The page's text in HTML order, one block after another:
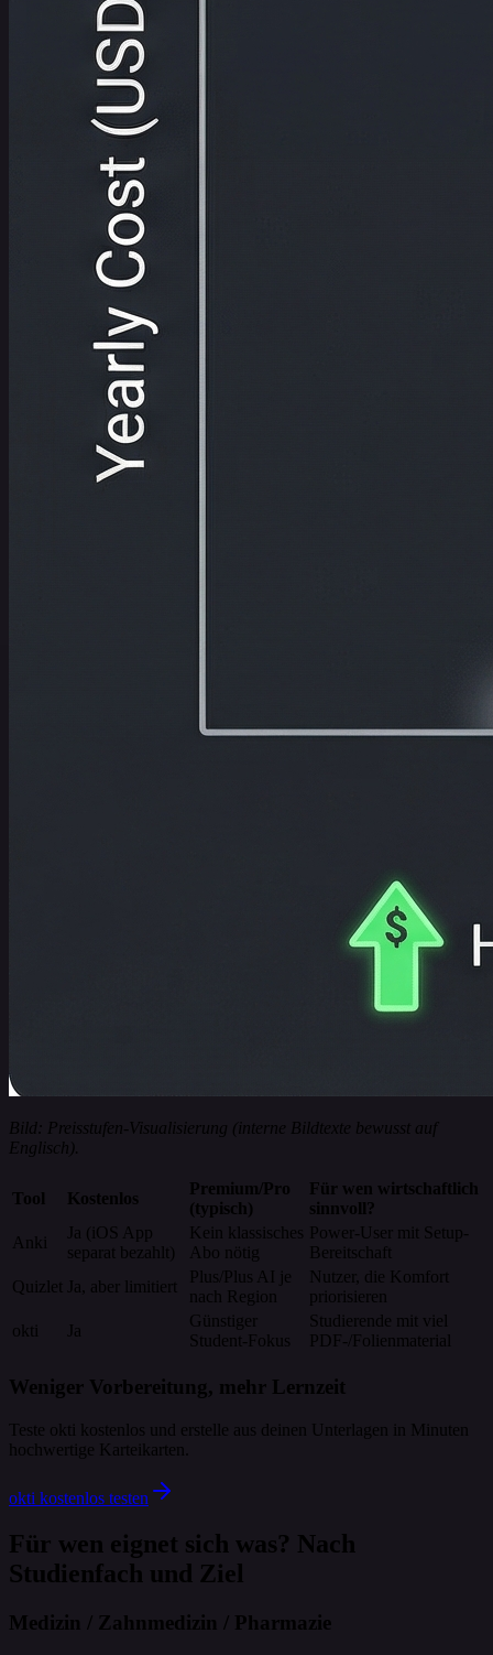
Bild: Preisstufen-Visualisierung (interne Bildtexte bewusst auf
Englisch).
Tool Kostenlos
Premium/Pro
(typisch)
Für wen wirtschaftlich
sinnvoll?
Anki
Ja (iOS App
separat bezahlt)
Kein klassisches
Abo nötig
Power-User mit Setup-
Bereitschaft
Quizlet Ja, aber limitiert
Plus/Plus AI je
nach Region
Nutzer, die Komfort
priorisieren
okti
Ja
Günstiger
Student-Fokus
Studierende mit viel
PDF-/Folienmaterial
Weniger Vorbereitung, mehr Lernzeit
Teste okti kostenlos und erstelle aus deinen Unterlagen in Minuten
hochwertige Karteikarten.
okti kostenlos testen
Für wen eignet sich was? Nach
Studienfach und Ziel
Medizin / Zahnmedizin / Pharmazie